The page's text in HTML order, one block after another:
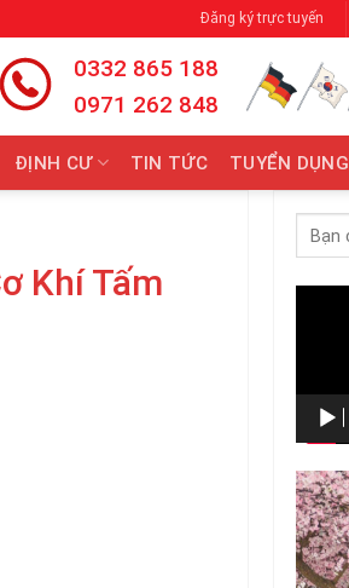
Đăng ký trực tuyến
0332 865 188
0971 262 848
ĐỊNH CƯ TIN TỨC TUYỂN DỤNG
Khí Tấm